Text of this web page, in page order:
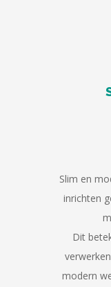
Slim en
inrichten
Dit
modern